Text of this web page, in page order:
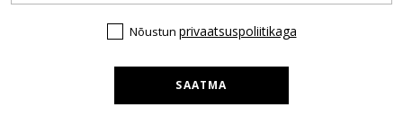
Nõustun privaatsuspoliitikaga
SAATMA